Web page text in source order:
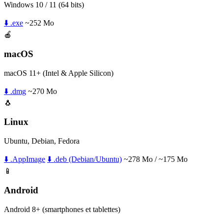
Windows 10 / 11 (64 bits)
⬇️ .exe ~252 Mo
🍎
macOS
macOS 11+ (Intel & Apple Silicon)
⬇️ .dmg ~270 Mo
🐧
Linux
Ubuntu, Debian, Fedora
⬇️ .AppImage ⬇️ .deb (Debian/Ubuntu) ~278 Mo / ~175 Mo
📱
Android
Android 8+ (smartphones et tablettes)